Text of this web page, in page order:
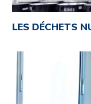
LES DÉCHETS